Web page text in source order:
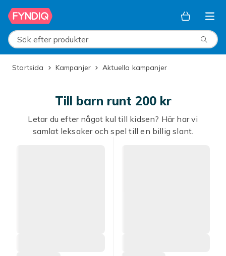
Hoppa till huvudinnehållet
Sök efter produkter
Startsida Kampanjer Aktuella kampanjer
Till barn runt 200 kr
Letar du efter något kul till kidsen? Här har vi
samlat leksaker och spel till en billig slant.